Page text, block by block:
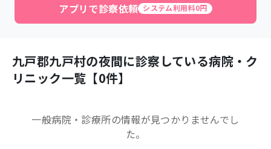
アプリで診察依頼 システム利用料0円
九戸郡九戸村の夜間に診察している病院・ク
リニック一覧【0件】
一般病院・診療所の情報が見つかりませんでし
た。